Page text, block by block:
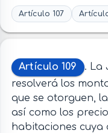
Artículo 107
Artículo 109
. La
resolverá los
que se otorguen,
así como los
habitaciones cuya